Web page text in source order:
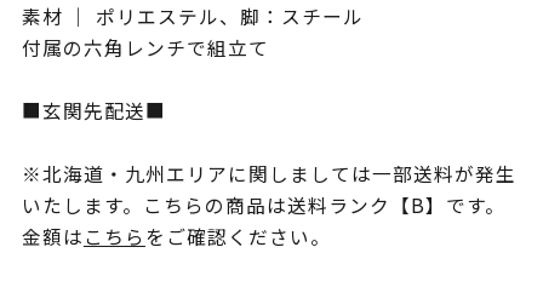
素材 ｜ ポリエステル、脚：スチール
付属の六角レンチで組立て
■玄関先配送■
※北海道・九州エリアに関しましては一部送料が発生
いたします。こちらの商品は送料ランク【B】です。
金額はこちらをご確認ください。